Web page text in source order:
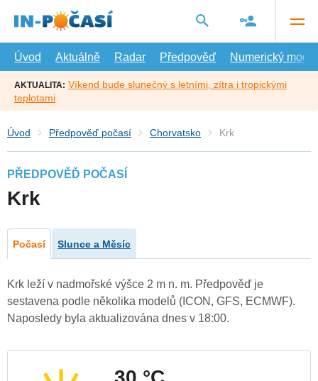
hlavní
Úvod
Aktuálně Radar Předpověď Numerický model
AKTUALITA: Víkend bude slunečný s letními, zítra i tropickými
teplotami
Úvod Předpověď počasí Chorvatsko Krk
PŘEDPOVĚĎ POČASÍ
Krk
Počasí Slunce a Měsíc
Krk leží v nadmořské výšce 2 m n. m. Předpověď je
sestavena podle několika modelů (ICON, GFS, ECMWF).
Naposledy byla aktualizována dnes v 18:00.